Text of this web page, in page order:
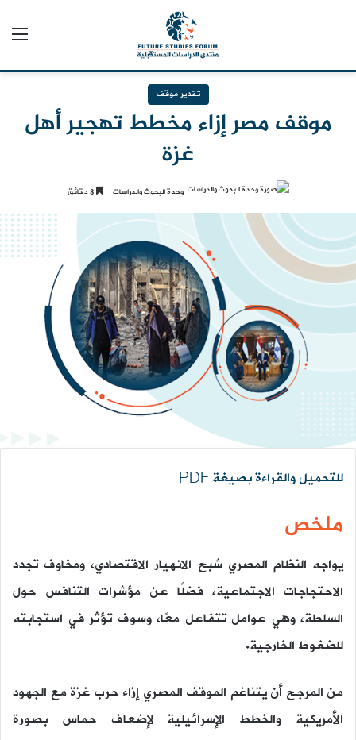
تقدير موقف
موقف مصر إزاء مخطط تهجير أهل
غزة
وحدة البحوث والدراسات
للتحميل والقراءة بصيغة PDF
ملخص
يواجه النظام المصري شبح الانهيار الاقتصادي، ومخاوف تجدد
الاحتجاجات الاجتماعية، فضلًا عن مؤشرات التنافس حول
السلطة، وهي عوامل تتفاعل معًا، وسوف تؤثر في استجابته
للضغوط الخارجية.
من المرجح أن يتناغم الموقف المصري إزاء حرب غزة مع الجهود
الأمريكية والخطط الإسرائيلية لإضعاف حماس بصورة